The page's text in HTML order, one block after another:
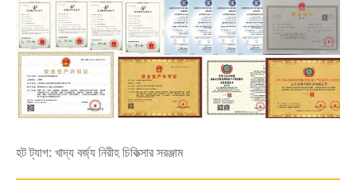
হট ট্যাগ: খাদ্য বর্জ্য নিরীহ চিকিত্সার সরঞ্জাম